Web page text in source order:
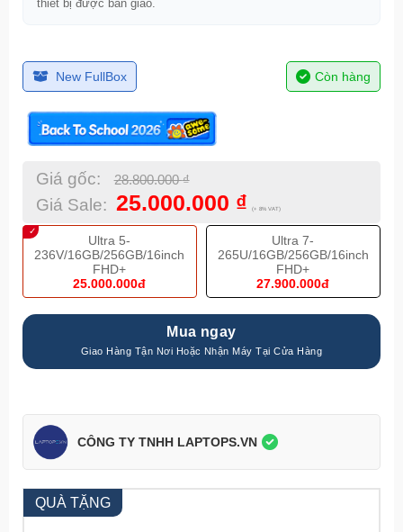
thiết bị được bàn giao.
New FullBox Còn hàng
Giá gốc: 28.800.000₫
Giá Sale: 25.000.000 ₫ (+ 8% VAT)
Ultra 5-
236V/16GB/256GB/16inch
FHD+
25.000.000đ
Ultra 7-
265U/16GB/256GB/16inch
FHD+
27.900.000đ
Mua ngay
CÔNG TY TNHH LAPTOPS.VN
QUÀ TẶNG